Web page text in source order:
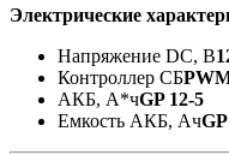
Электрические
Напряжение DC, В
Контроллер СБ
АКБ, А*чGP 12-5
Емкость АКБ, Ач